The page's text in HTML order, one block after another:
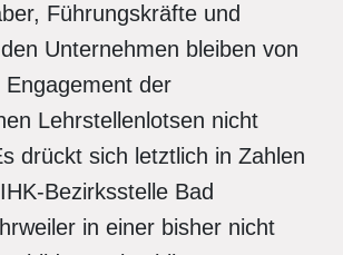
Führungskräfte und
Unternehmen bleiben von
der
Lehrstellenlotsen nicht
drückt sich letztlich in Zahlen
Bezirksstelle Bad
in einer bisher nicht